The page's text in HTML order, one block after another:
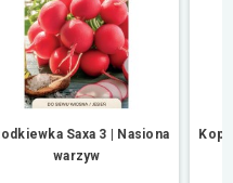
Saxa 3 | Nasiona
warzyw